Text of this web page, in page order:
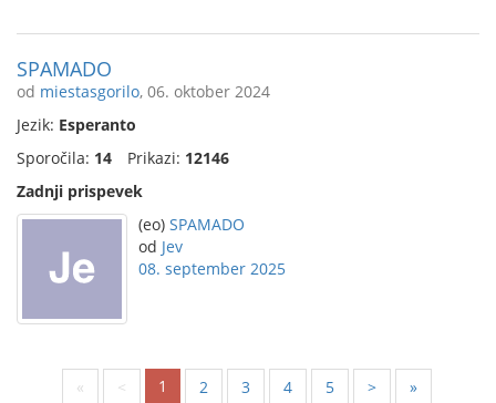
SPAMADO
od miestasgorilo, 06. oktober 2024
Jezik: Esperanto
Sporočila: 14 Prikazi: 12146
Zadnji prispevek
(eo) SPAMADO
od Jev
08. september 2025
« < 1 2 3 4 5 > »